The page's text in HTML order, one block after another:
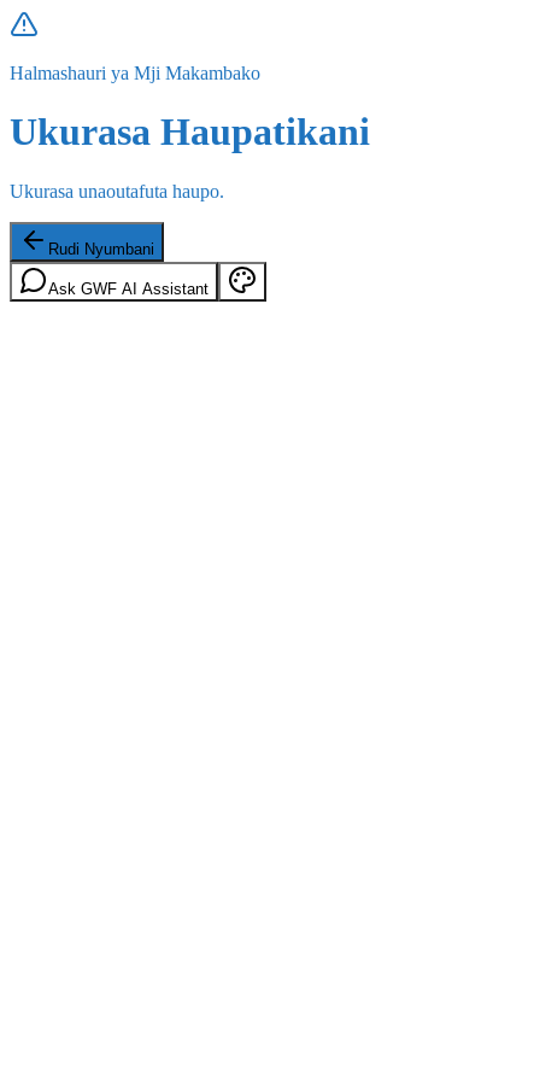
Halmashauri ya Mji Makambako
Ukurasa Haupatikani
Ukurasa unaoutafuta haupo.
Rudi Nyumbani
Ask GWF AI Assistant